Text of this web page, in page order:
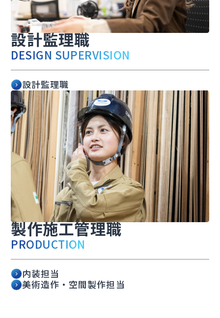
設計監理職
DESIGN SUPERVISION
設計監理職
製作施工管理職
PRODUCTION
内装担当
美術造作・空間製作担当